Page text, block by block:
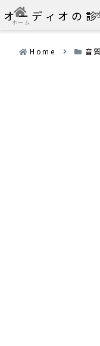
オーディオの
Home 音
ホーム